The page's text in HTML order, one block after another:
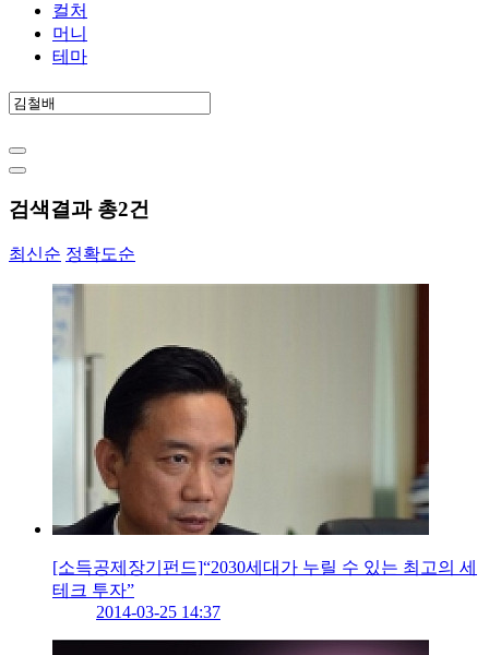
컬처
머니
테마
검색결과 총2건
최신순 정확도순
[소득공제장기펀드]“2030세대가 누릴 수 있는 최고의 세
테크 투자”
2014-03-25 14:37